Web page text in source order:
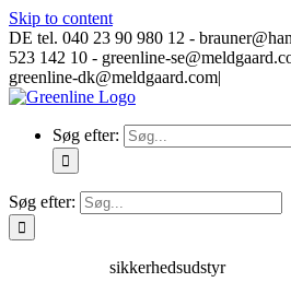
Skip to content
DE tel. 040 23 90 980 12 -
523 142 10 - greenline-
greenline-dk@meldgaard.com|
Søg efter:
Søg efter:
sikkerhedsudstyr